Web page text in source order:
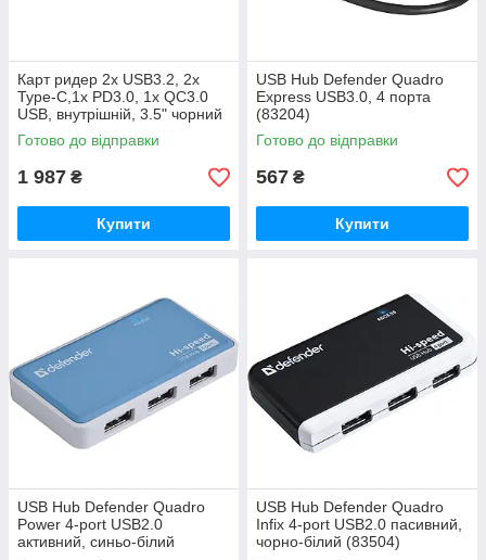
Карт ридер 2x USB3.2, 2x
Type-C,1x PD3.0, 1x QC3.0
USB, внутрішній, 3.5" чорний
CRD-908H Chieftec
Готово до відправки
1 987 ₴
Купити
USB Hub Defender Quadro
Express USB3.0, 4 порта
(83204)
Готово до відправки
567 ₴
Купити
USB Hub Defender Quadro
Power 4-port USB2.0
активний, синьо-білий
USB Hub Defender Quadro
Infix 4-port USB2.0 пасивний,
чорно-білий (83504)